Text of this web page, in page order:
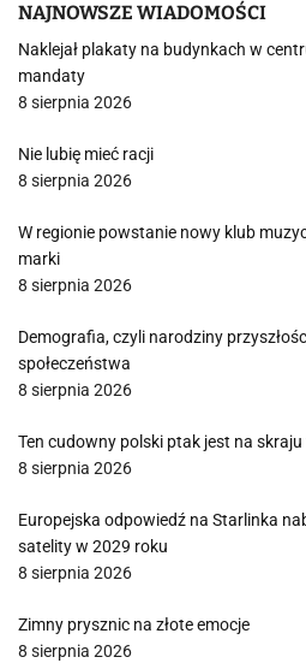
NAJNOWSZE WIADOMOŚCI
Naklejał plakaty na budynkach w
mandaty
8 sierpnia 2026
Nie lubię mieć racji
8 sierpnia 2026
W regionie powstanie nowy klub
marki
8 sierpnia 2026
Demografia, czyli narodziny
społeczeństwa
8 sierpnia 2026
Ten cudowny polski ptak jest na
8 sierpnia 2026
Europejska odpowiedź na Starlinka
satelity w 2029 roku
8 sierpnia 2026
Zimny prysznic na złote emocje
8 sierpnia 2026